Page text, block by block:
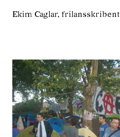
Ekim Caglar, frilansskribent